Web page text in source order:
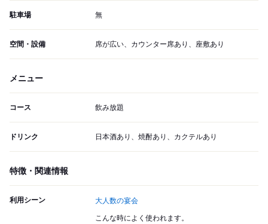
駐車場 無
空間・設備 席が広い、カウンター席あり、座敷あり
メニュー
コース 飲み放題
ドリンク 日本酒あり、焼酎あり、カクテルあり
特徴・関連情報
利用シーン 大人数の宴会
こんな時によく使われます。